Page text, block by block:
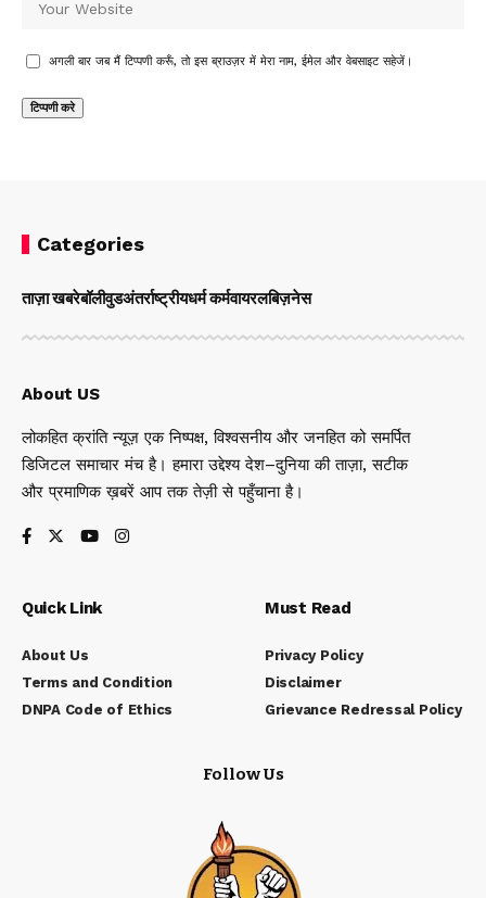
अगली बार जब मैं टिप्पणी करूँ, तो इस ब्राउज़र में मेरा नाम, ईमेल और वेबसाइट सहेजें।
Categories
ताज़ा खबरेबॉलीवुडअंतर्राष्ट्रीयधर्म कर्मवायरलबिज़नेस
About US
लोकहित क्रांति न्यूज़ एक निष्पक्ष, विश्वसनीय और जनहित को समर्पित
डिजिटल समाचार मंच है। हमारा उद्देश्य देश–दुनिया की ताज़ा, सटीक
और प्रमाणिक ख़बरें आप तक तेज़ी से पहुँचाना है।
Quick Link
About Us
Terms and Condition
DNPA Code of Ethics
Must Read
Privacy Policy
Disclaimer
Grievance Redressal Policy
Follow Us